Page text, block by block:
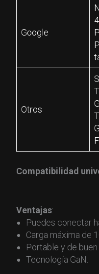
Google
Otros
Compatibilidad
Ventajas:
Puedes conectar
Carga máxima de
Portable y de buen
Tecnología GaN.